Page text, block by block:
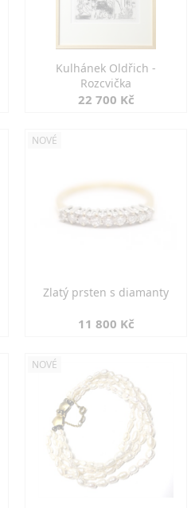
Kulhánek Oldřich -
Rozcvička
22 700 Kč
NOVÉ
Zlatý prsten s diamanty
11 800 Kč
NOVÉ